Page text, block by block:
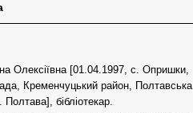
Олексіївна [01.04.1997, с. Опришки,
Кременчуцький район, Полтавська
бібліотекар.